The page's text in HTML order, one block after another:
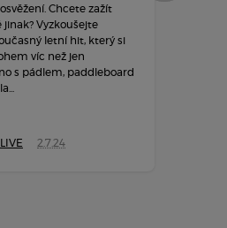
Chcete zažít
jinak? Vyzkoušejte
letní hit, který si
víc než jen
s pádlem, paddleboard
2.7.24